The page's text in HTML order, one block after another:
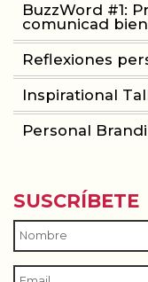
BuzzWord #1:
comunicad bien
Reflexiones
Inspirational
Personal
SUSCRÍBETE